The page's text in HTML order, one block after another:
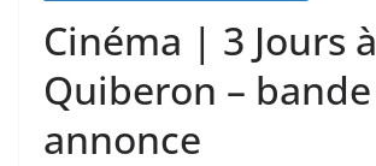
Cinéma | 3 Jours à
Quiberon – bande
annonce